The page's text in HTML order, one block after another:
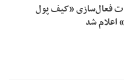
فعال‌سازی «کیف پول
اعلام شد